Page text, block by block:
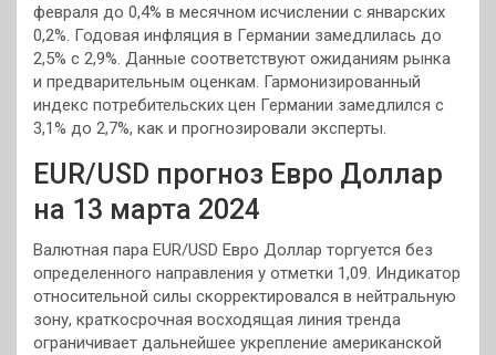
февраля до 0,4% в месячном исчислении с январских
0,2%. Годовая инфляция в Германии замедлилась до
2,5% с 2,9%. Данные соответствуют ожиданиям рынка
и предварительным оценкам. Гармонизированный
индекс потребительских цен Германии замедлился с
3,1% до 2,7%, как и прогнозировали эксперты.
EUR/USD прогноз Евро Доллар
на 13 марта 2024
Валютная пара EUR/USD Евро Доллар торгуется без
определенного направления у отметки 1,09. Индикатор
относительной силы скорректировался в нейтральную
зону, краткосрочная восходящая линия тренда
ограничивает дальнейшее укрепление американской